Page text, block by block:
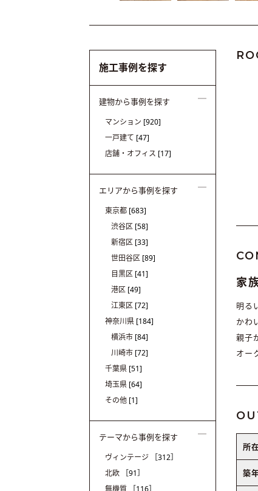
家
明る
かわ
親子
オー
所
築
施工事例を探す
建物から事例を探す
マンション [920]
一戸建て [47]
店舗・オフィス [17]
エリアから事例を探す
東京都 [683]
渋谷区 [58]
新宿区 [33]
世田谷区 [89]
目黒区 [41]
港区 [49]
江東区 [72]
神奈川県 [184]
横浜市 [84]
川崎市 [72]
千葉県 [51]
埼玉県 [64]
その他 [1]
テーマから事例を探す
ヴィンテージ
［312］
北欧
［91］
無機質
［116］